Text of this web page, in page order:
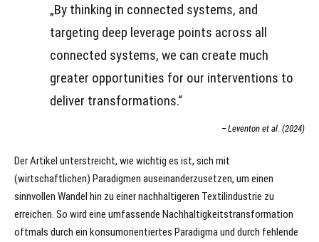
„By thinking in connected systems, and
targeting deep leverage points across all
connected systems, we can create much
greater opportunities for our interventions to
deliver transformations.“
Leventon et al. (2024)
Der Artikel unterstreicht, wie wichtig es ist, sich mit
(wirtschaftlichen) Paradigmen auseinanderzusetzen, um einen
sinnvollen Wandel hin zu einer nachhaltigeren Textilindustrie zu
erreichen. So wird eine umfassende Nachhaltigkeitstransformation
oftmals durch ein konsumorientiertes Paradigma und durch fehlende